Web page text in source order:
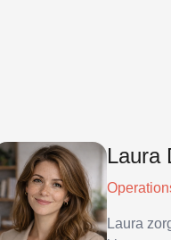
Laura
Laura